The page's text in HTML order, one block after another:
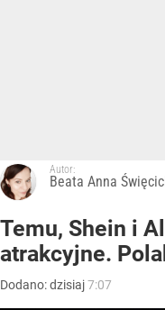
Autor:
Beata Anna
Temu, Shein i
atrakcyjne.
Dodano:dzisiaj7:07